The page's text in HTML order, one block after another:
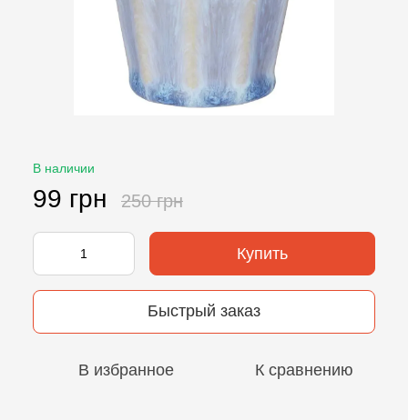
В наличии
99 грн 250 грн
Купить
Быстрый заказ
В избранное К сравнению